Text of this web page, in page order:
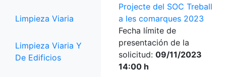
Limpieza Viaria
Limpieza Viaria Y
De Edificios
Projecte del SOC Treball
a les comarques 2023
Fecha límite de
presentación de la
solicitud: 09/11/2023
14:00 h